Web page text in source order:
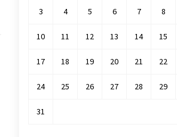
3 4 5 6 7 8
10 11 12 13 14 15
17 18 19 20 21 22
24 25 26 27 28 29
31